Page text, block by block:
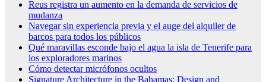
Reus registra un aumento en la demanda de servicios de
mudanza
Navegar sin experiencia previa y el auge del alquiler de
barcos para todos los públicos
Qué maravillas esconde bajo el agua la isla de Tenerife para
los exploradores marinos
Cómo detectar micrófonos ocultos
Signature Architecture in the Bahamas: Design and